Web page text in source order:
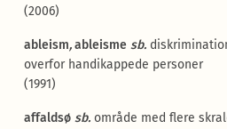
(2006)
ableism,ableisme sb.
overfor handikappede personer
(1991)
affaldsø sb.område med flere